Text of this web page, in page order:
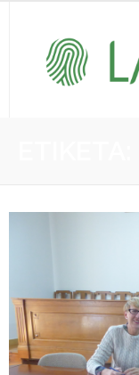
- KOI-aren
- LABRIT
- Jabetza